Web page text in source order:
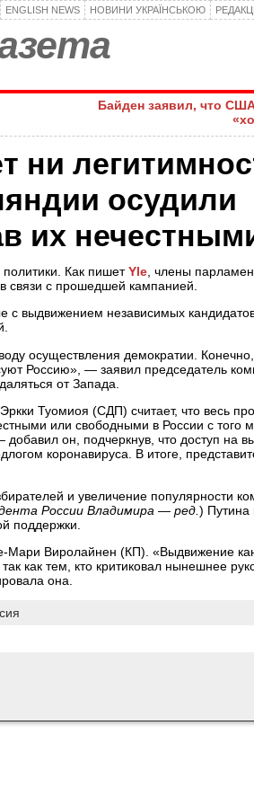
ENGLISH NEWS НОВИНИ УКРАЇНСЬКОЮ
Байден заявил, что
ни
осудили
их
Как пишетYle , члены
связи с прошедшей кампанией.
с выдвижением независимых
осуществления демократии.
Россию», — заявил председатель
от Запада.
Туомиоя (СДП) считает, что весь
или свободными в России с того
он, подчеркнув, что доступ на
коронавируса. В итоге,
и увеличение популярности
России Владимира — ред. ) Путина
поддержки.
Мари Виролайнен (КП). «Выдвижение
как тем, кто критиковал нынешнее
она.